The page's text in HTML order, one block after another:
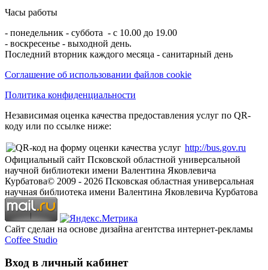
Часы работы
- понедельник - суббота - с 10.00 до 19.00
- воскресенье - выходной день.
Последний вторник каждого месяца - санитарный день
Соглашение об использовании файлов cookie
Политика конфиденциальности
Независимая оценка качества предоставления услуг по QR-
коду или по ссылке ниже:
http://bus.gov.ru
Официальный сайт Псковской областной универсальной
научной библиотеки имени Валентина Яковлевича
Курбатова© 2009 - 2026 Псковская областная универсальная
научная библиотека имени Валентина Яковлевича Курбатова
Сайт сделан на основе дизайна агентства интернет-рекламы
Coffee Studio
Вход в личный кабинет